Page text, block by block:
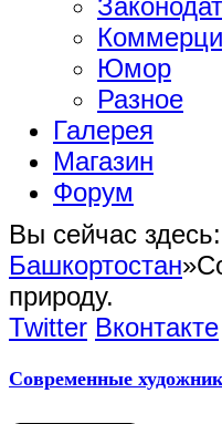
Юмор
Разное
Галерея
Магазин
Форум
Вы сейчас здесь:
Башкортостан»
природу.
Twitter Вконтакте
Современные